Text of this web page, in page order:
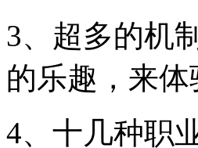
3、超多的机
的乐趣，来体
4、十几种职